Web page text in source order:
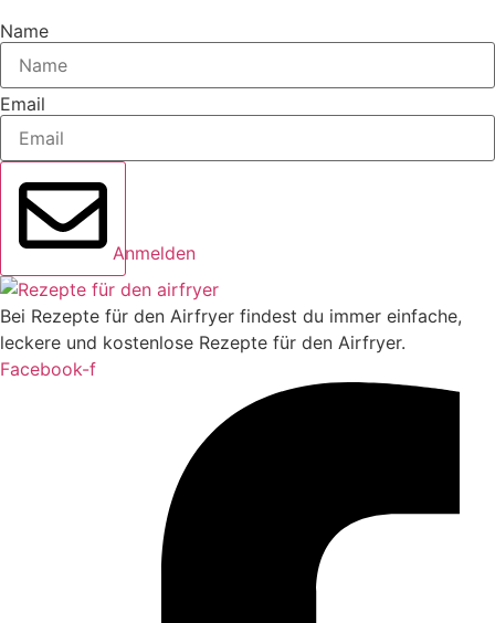
Name
Email
Anmelden
Bei Rezepte für den Airfryer findest du immer einfache,
leckere und kostenlose Rezepte für den Airfryer.
Facebook-f